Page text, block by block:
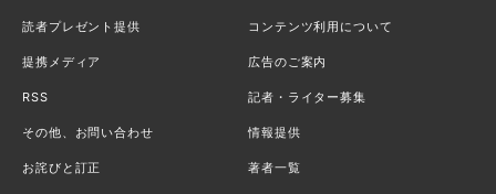
読者プレゼント提供 コンテンツ利用について
提携メディア 広告のご案内
RSS 記者・ライター募集
その他、お問い合わせ 情報提供
お詫びと訂正 著者一覧